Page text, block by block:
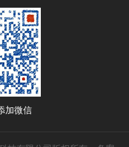
加微信